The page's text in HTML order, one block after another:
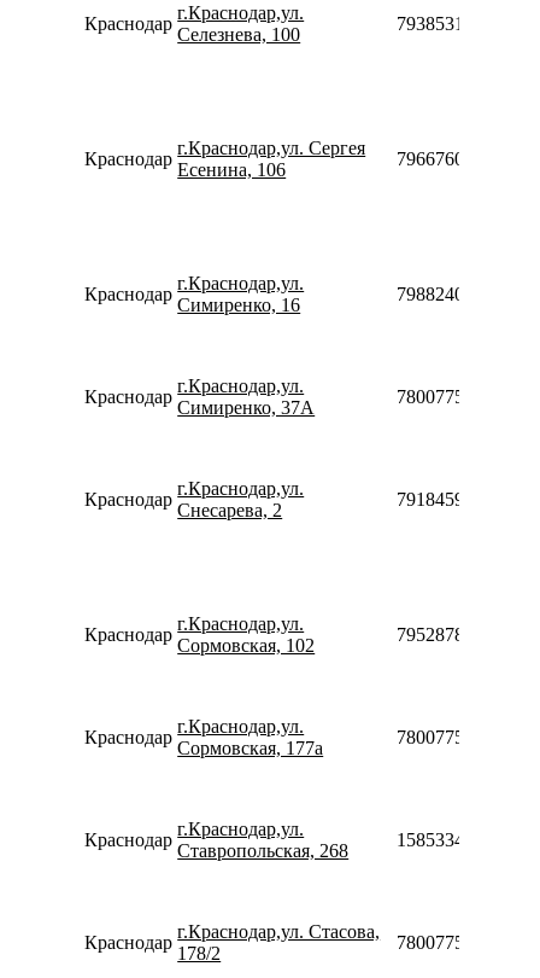
Краснодар
г.Краснодар,ул.
Селезнева, 100
79385315999
Краснодар
г.Краснодар,ул. Сергея
Есенина, 106
79667604707
Краснодар
г.Краснодар,ул.
Симиренко, 16
79882402122
Краснодар
г.Краснодар,ул.
Симиренко, 37А
78007753553
Краснодар
г.Краснодар,ул.
Снесарева, 2
79184591758
Краснодар
г.Краснодар,ул.
Сормовская, 102
79528787677
Краснодар
г.Краснодар,ул.
Сормовская, 177а
78007753553
Краснодар
г.Краснодар,ул.
Ставропольская, 268
158533411615
Краснодар
г.Краснодар,ул. Стасова,
178/2
78007753553